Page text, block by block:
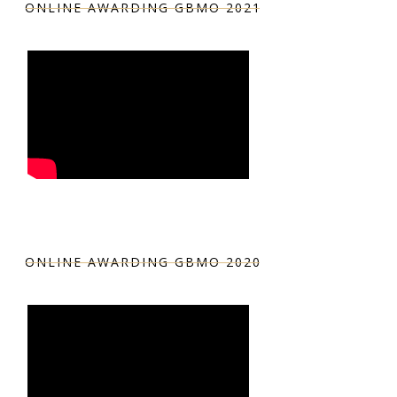
ONLINE AWARDING GBMO 2021
ONLINE AWARDING GBMO 2020